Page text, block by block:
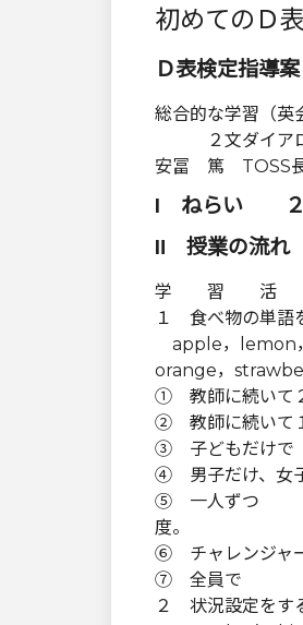
初めてのＤ
Ｄ表検定指導案
総合的な学習（英
２文ダイアロ
安冨 篤 TOSS
Ⅰ ねらい ２文
Ⅱ 授業の流れ
学 習 活
１ 食べ物の単語
apple，lemon
orange，
① 教師に続いて２
② 教師に続いて
③ 子どもだ
④ 男子だけ、女
⑤ 一人ず
度
⑥ チャレン
⑦ 全員で
２ 状況設定